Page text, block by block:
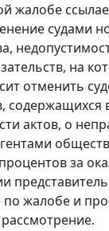
жалобе
судами
на
отменить
содержащихся
актов, о
за
жалобе и